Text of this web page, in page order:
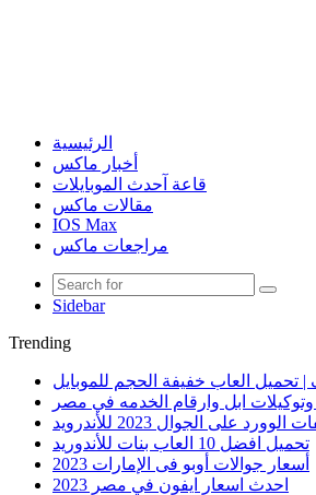
الرئيسية
أخبار ماكس
قاعة آحدث الموبايلات
مقالات ماكس
IOS Max
مراجعات ماكس
Sidebar
Trending
| تحميل العاب خفيفة الحجم للموبايل
ابل وارقام الخدمه في مصر
تحميل افضل 10 العاب بنات للأندوريد
أسعار جوالات أوبو فى الإمارات 2023
احدث اسعار ايفون في مصر 2023